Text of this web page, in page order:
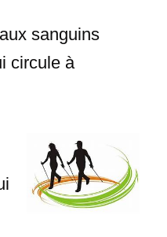
sanguins
circule à